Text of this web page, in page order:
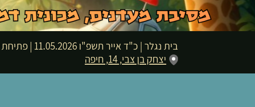
בית נגלר | כ"ד אייר תשפ"ו11.05.2026 | פתיחת שערים 16:30 | שעת התחלה 17:00
יצחק בן צבי, 14, חיפה